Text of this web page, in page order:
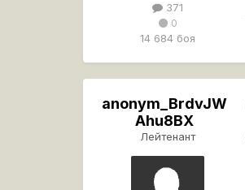
371
0
14 684 боя
anonym_BrdvJW
Ahu8BX
Лейтенант